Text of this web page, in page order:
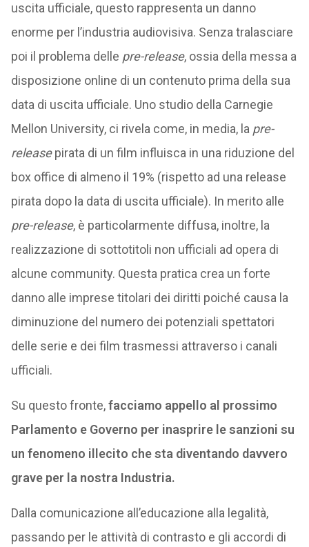
uscita ufficiale, questo rappresenta un danno
enorme per l’industria audiovisiva. Senza tralasciare
poi il problema delle pre-release, ossia della messa a
disposizione online di un contenuto prima della sua
data di uscita ufficiale. Uno studio della Carnegie
Mellon University, ci rivela come, in media, la pre-
releasepirata di un film influisca in una riduzione del
box office di almeno il 19% (rispetto ad una release
pirata dopo la data di uscita ufficiale). In merito alle
pre-release, è particolarmente diffusa, inoltre, la
realizzazione di sottotitoli non ufficiali ad opera di
alcune community. Questa pratica crea un forte
danno alle imprese titolari dei diritti poiché causa la
diminuzione del numero dei potenziali spettatori
delle serie e dei film trasmessi attraverso i canali
ufficiali.
Su questo fronte,facciamo appello al prossimo
Parlamento e Governo per inasprire le sanzioni su
un fenomeno illecito che sta diventando davvero
grave per la nostra Industria.
Dalla comunicazione all’educazione alla legalità,
passando per le attività di contrasto e gli accordi di